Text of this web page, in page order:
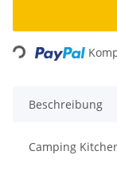
Loading...
Beschreibung
Camping